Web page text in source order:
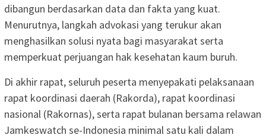
dibangun berdasarkan data dan fakta yang kuat.
Menurutnya, langkah advokasi yang terukur akan
menghasilkan solusi nyata bagi masyarakat serta
memperkuat perjuangan hak kesehatan kaum buruh.
Di akhir rapat, seluruh peserta menyepakati pelaksanaan
rapat koordinasi daerah (Rakorda), rapat koordinasi
nasional (Rakornas), serta rapat bulanan bersama relawan
Jamkeswatch se-Indonesia minimal satu kali dalam